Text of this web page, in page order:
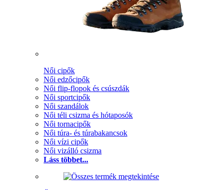
Női cipők
Női edzőcipők
Női flip-flopok és csúszdák
Női sportcipők
Női szandálok
Női téli csizma és hótaposók
Női tornacipők
Női túra- és túrabakancsok
Női vízi cipők
Női vizálló csizma
Láss többet...